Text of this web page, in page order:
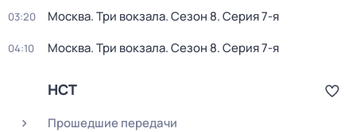
03:20 Москва. Три вокзала. Сезон 8. Серия 7-я
04:10 Москва. Три вокзала. Сезон 8. Серия 7-я
НСТ
Прошедшие передачи